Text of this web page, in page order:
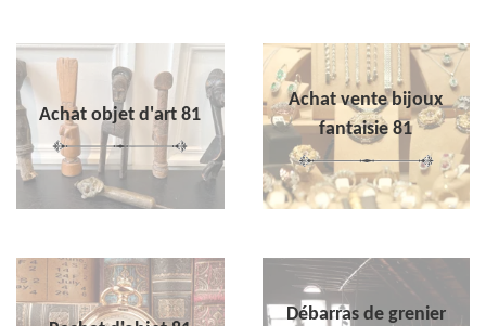
Achat objet d'art 81
Achat vente bijoux
fantaisie 81
Débarras de grenier